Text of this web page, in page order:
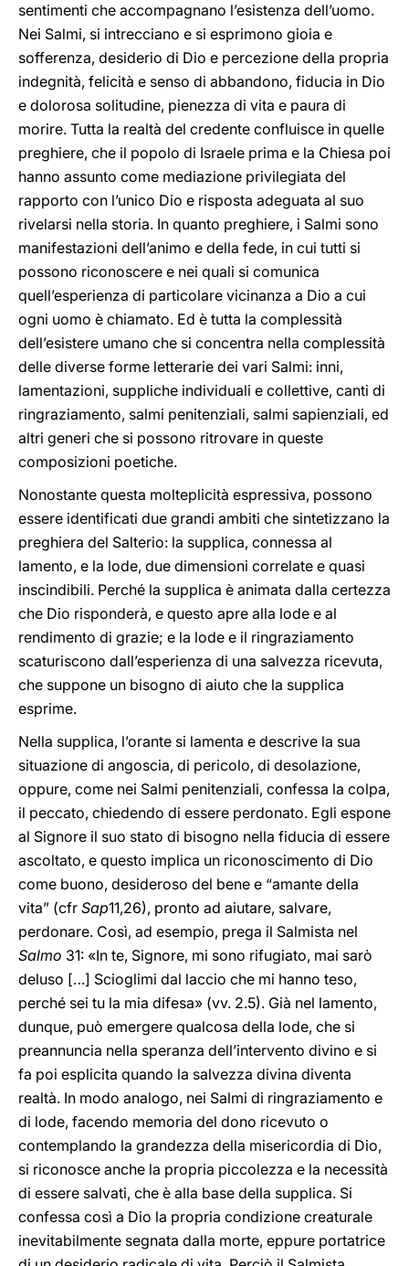
sentimenti che accompagnano l’esistenza dell’uomo.
Nei Salmi, si intrecciano e si esprimono gioia e
sofferenza, desiderio di Dio e percezione della propria
indegnità, felicità e senso di abbandono, fiducia in Dio
e dolorosa solitudine, pienezza di vita e paura di
morire. Tutta la realtà del credente confluisce in quelle
preghiere, che il popolo di Israele prima e la Chiesa poi
hanno assunto come mediazione privilegiata del
rapporto con l’unico Dio e risposta adeguata al suo
rivelarsi nella storia. In quanto preghiere, i Salmi sono
manifestazioni dell’animo e della fede, in cui tutti si
possono riconoscere e nei quali si comunica
quell’esperienza di particolare vicinanza a Dio a cui
ogni uomo è chiamato. Ed è tutta la complessità
dell’esistere umano che si concentra nella complessità
delle diverse forme letterarie dei vari Salmi: inni,
lamentazioni, suppliche individuali e collettive, canti di
ringraziamento, salmi penitenziali, salmi sapienziali, ed
altri generi che si possono ritrovare in queste
composizioni poetiche.
Nonostante questa molteplicità espressiva, possono
essere identificati due grandi ambiti che sintetizzano la
preghiera del Salterio: la supplica, connessa al
lamento, e la lode, due dimensioni correlate e quasi
inscindibili. Perché la supplica è animata dalla certezza
che Dio risponderà, e questo apre alla lode e al
rendimento di grazie; e la lode e il ringraziamento
scaturiscono dall’esperienza di una salvezza ricevuta,
che suppone un bisogno di aiuto che la supplica
esprime.
Nella supplica, l’orante si lamenta e descrive la sua
situazione di angoscia, di pericolo, di desolazione,
oppure, come nei Salmi penitenziali, confessa la colpa,
il peccato, chiedendo di essere perdonato. Egli espone
al Signore il suo stato di bisogno nella fiducia di essere
ascoltato, e questo implica un riconoscimento di Dio
come buono, desideroso del bene e “amante della
vita” (cfr Sap11,26), pronto ad aiutare, salvare,
perdonare. Così, ad esempio, prega il Salmista nel
Salmo 31: «In te, Signore, mi sono rifugiato, mai sarò
deluso […] Scioglimi dal laccio che mi hanno teso,
perché sei tu la mia difesa» (vv. 2.5). Già nel lamento,
dunque, può emergere qualcosa della lode, che si
preannuncia nella speranza dell’intervento divino e si
fa poi esplicita quando la salvezza divina diventa
realtà. In modo analogo, nei Salmi di ringraziamento e
di lode, facendo memoria del dono ricevuto o
contemplando la grandezza della misericordia di Dio,
si riconosce anche la propria piccolezza e la necessità
di essere salvati, che è alla base della supplica. Si
confessa così a Dio la propria condizione creaturale
inevitabilmente segnata dalla morte, eppure portatrice